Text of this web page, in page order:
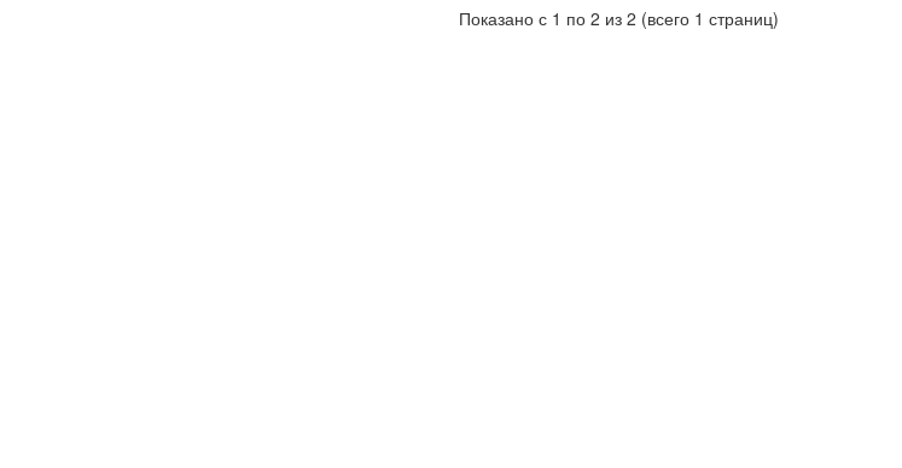
Показано с 1 по 2 из 2 (всего 1 страниц)